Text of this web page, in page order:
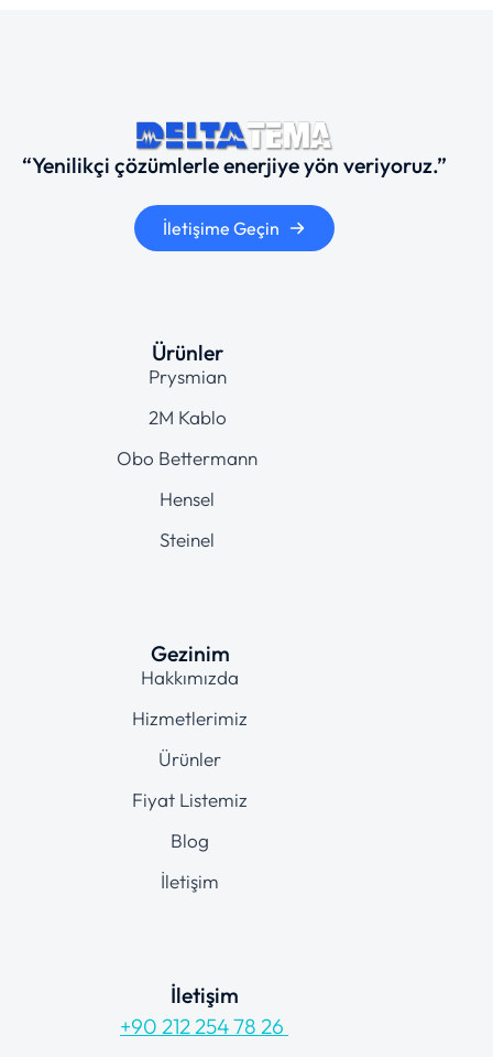
“Yenilikçi çözümlerle enerjiye yön veriyoruz.”
İletişime Geçin
Ürünler
Prysmian
2M Kablo
Obo Bettermann
Hensel
Steinel
Gezinim
Hakkımızda
Hizmetlerimiz
Ürünler
Fiyat Listemiz
Blog
İletişim
İletişim
+90 212 254 78 26